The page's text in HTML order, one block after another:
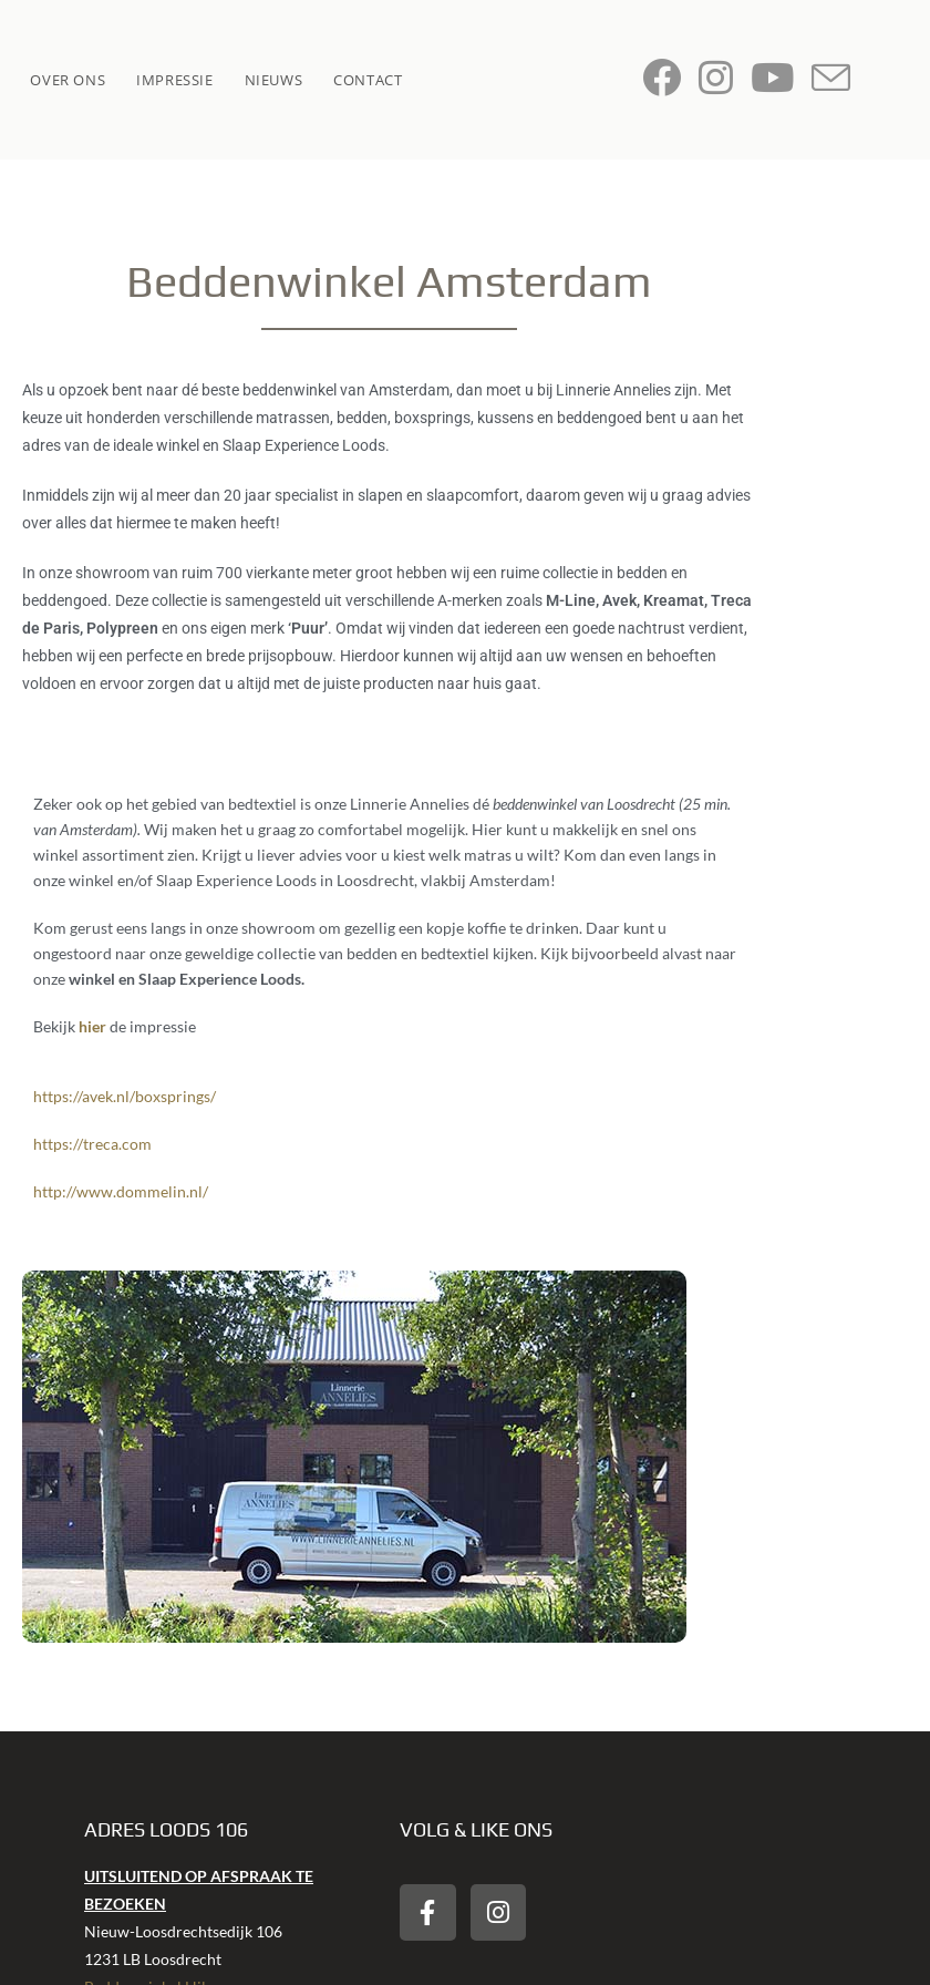
OVER ONS IMPRESSIE NIEUWS CONTACT
Beddenwinkel Amsterdam
Als u opzoek bent naar dé beste beddenwinkel van Amsterdam, dan moet u bij Linnerie Annelies zijn. Met
keuze uit honderden verschillende matrassen, bedden, boxsprings, kussens en beddengoed bent u aan het
adres van de ideale winkel en Slaap Experience Loods.
Inmiddels zijn wij al meer dan 20 jaar specialist in slapen en slaapcomfort, daarom geven wij u graag advies
over alles dat hiermee te maken heeft!
In onze showroom van ruim 700 vierkante meter groot hebben wij een ruime collectie in bedden en
beddengoed. Deze collectie is samengesteld uit verschillende A-merken zoals M-Line, Avek, Kreamat,Treca
de Paris, Polypreen en ons eigen merk‘Puur’. Omdat wij vinden dat iedereen een goede nachtrust verdient,
hebben wij een perfecte en brede prijsopbouw. Hierdoor kunnen wij altijd aan uw wensen en behoeften
voldoen en ervoor zorgen dat u altijd met de juiste producten naar huis gaat.
Zeker ook op het gebied van bedtextiel is onze Linnerie Annelies débeddenwinkel van Loosdrecht (25 min.
van Amsterdam). Wij maken het u graag zo comfortabel mogelijk. Hier kunt u makkelijk en snel ons
winkel assortiment zien. Krijgt u liever advies voor u kiest welk matras u wilt? Kom dan even langs in
onze winkel en/of Slaap Experience Loods in Loosdrecht, vlakbij Amsterdam!
Kom gerust eens langs in onze showroom om gezellig een kopje koffie te drinken. Daar kunt u
ongestoord naar onze geweldige collectie van bedden en bedtextiel kijken. Kijk bijvoorbeeld alvast naar
onzewinkel en Slaap Experience Loods.
Bekijkhierde impressie
https://avek.nl/boxsprings/
https://treca.com
http://www.dommelin.nl/
ADRES LOODS 106
UITSLUITEND OP AFSPRAAK TE
BEZOEKEN
Nieuw-Loosdrechtsedijk 106
1231 LB Loosdrecht
VOLG & LIKE ONS